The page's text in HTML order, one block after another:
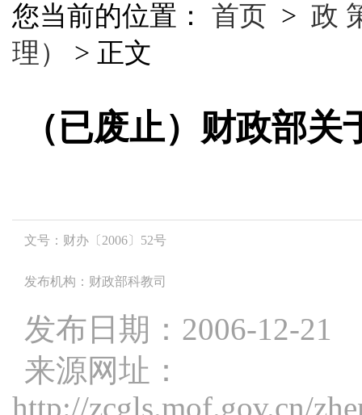
您当前的位置： 首页 > 政
理）
> 正文
（已废止）财政部
文号：财办〔2006〕52号
发布机构：财政部科教司
发布日期：2006-12-21
来源网址：
http://zcgls.mof.gov.cn/